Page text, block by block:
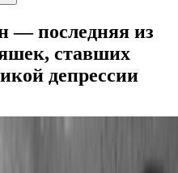
— последняя из
ставших
депрессии